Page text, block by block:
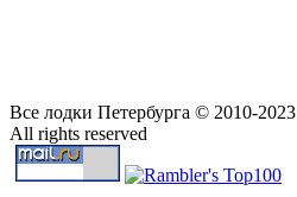
Все лодки Петербурга © 2010-2023
All rights reserved